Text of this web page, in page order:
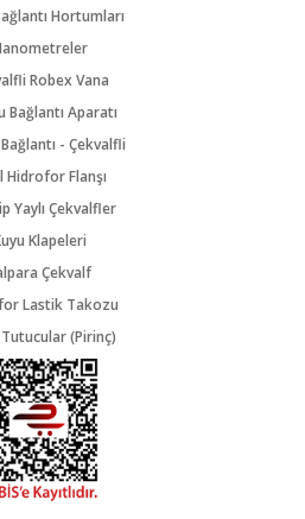
Hortumları
Robex Vana
Bağlantı Aparatı
- Çekvalfli
Hidrofor Flanşı
Yaylı Çekvalfler
Klapeleri
Çekvalf
Lastik Takozu
(Pirinç)